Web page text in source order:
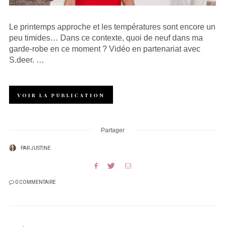
Le printemps approche et les températures sont encore un
peu timides… Dans ce contexte, quoi de neuf dans ma
garde-robe en ce moment ? Vidéo en partenariat avec
S.deer. …
VOIR LA PUBLICATION
Partager
PARJUSTINE
0 COMMENTAIRE